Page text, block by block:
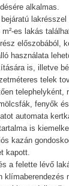
alkalmas.
lakrésszel
es lakás
előszobából,
használata
is, illetve
telek
telephelyként,
fenyők
automata
is
kazán
kapott.
a felette lévő
klímaberendezés